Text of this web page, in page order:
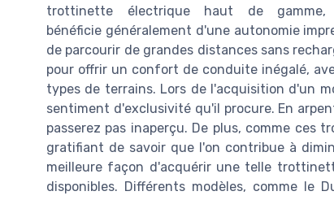
trottinette électrique haut de gamme,
bénéficie généralement d'une autonomie
de parcourir de grandes distances sans
pour offrir un confort de conduite inégalé,
types de terrains. Lors de l'acquisition d'un
sentiment d'exclusivité qu'il procure. En
passerez pas inaperçu. De plus, comme
gratifiant de savoir que l'on contribue à
meilleure façon d'acquérir une telle
disponibles. Différents modèles, comme le